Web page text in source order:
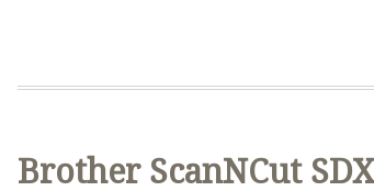
Brother ScanNCut